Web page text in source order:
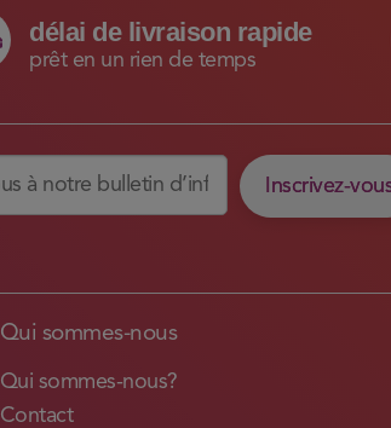
délai de livraison rapide
prêt en un rien de temps
Inscrivez-
Qui sommes-nous
Qui sommes-nous?
Contact